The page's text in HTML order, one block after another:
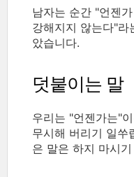
남자는 순간 "언젠
강해지지 않는다"
았습니다.
덧붙이는 말
우리는 "언젠가는"
무시해 버리기 일쑤
은 말은 하지 마시